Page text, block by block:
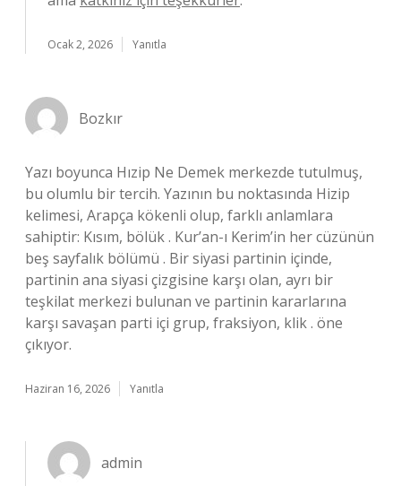
Ocak 2, 2026 Yanıtla
Bozkır
Yazı boyunca Hızip Ne Demek merkezde tutulmuş,
bu olumlu bir tercih. Yazının bu noktasında Hizip
kelimesi, Arapça kökenli olup, farklı anlamlara
sahiptir: Kısım, bölük . Kur’an-ı Kerim’in her cüzünün
beş sayfalık bölümü . Bir siyasi partinin içinde,
partinin ana siyasi çizgisine karşı olan, ayrı bir
teşkilat merkezi bulunan ve partinin kararlarına
karşı savaşan parti içi grup, fraksiyon, klik . öne
çıkıyor.
Haziran 16, 2026 Yanıtla
admin